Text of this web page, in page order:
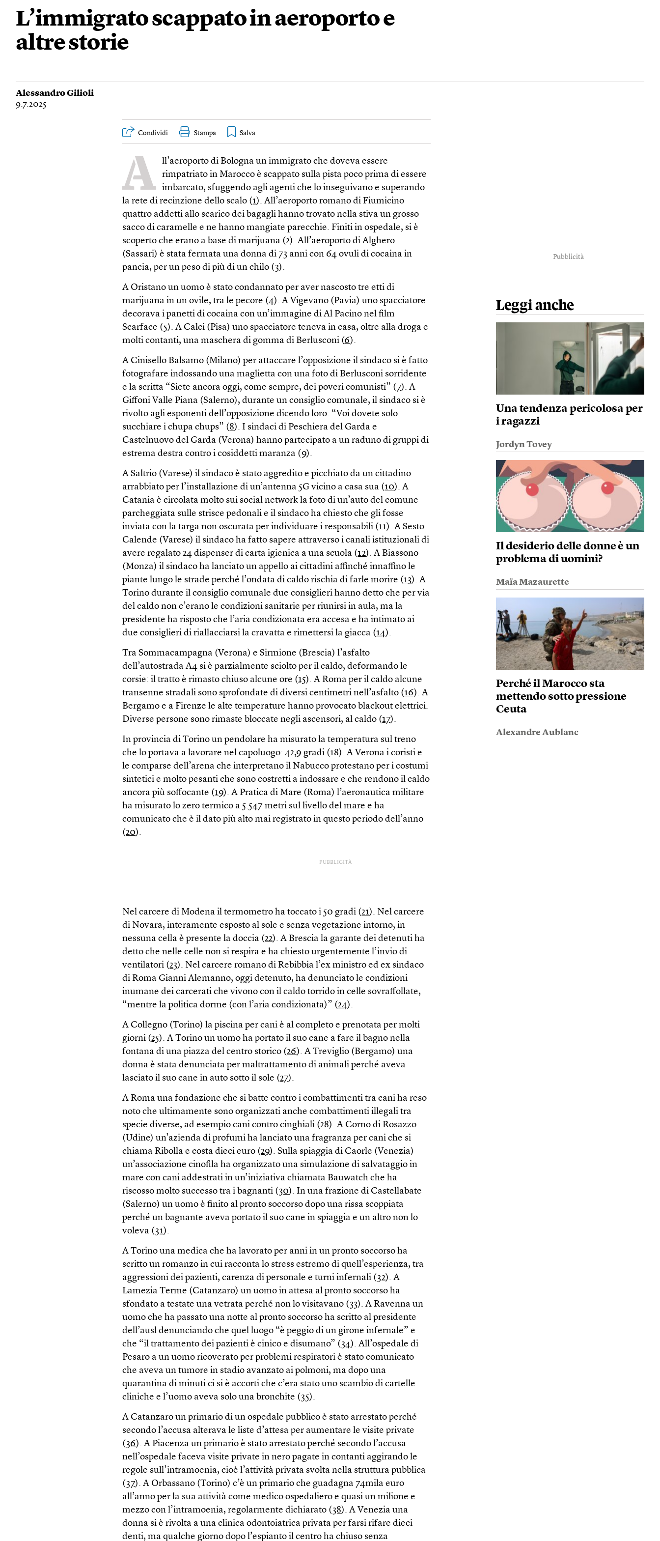
L’immigrato scappato in aeroporto e
altre storie
Alessandro Gilioli
9.7.2025
Condividi Stampa
A
ll’aeroporto di Bologna un immigrato che doveva essere
rimpatriato in Marocco è scappato sulla pista poco prima di essere
imbarcato, sfuggendo agli agenti che lo inseguivano e superando
la rete di recinzione dello scalo (1). All’aeroporto romano di Fiumicino
quattro addetti allo scarico dei bagagli hanno trovato nella stiva un grosso
sacco di caramelle e ne hanno mangiate parecchie. Finiti in ospedale, si è
scoperto che erano a base di marijuana (2). All’aeroporto di Alghero
(Sassari) è stata fermata una donna di 73 anni con 64 ovuli di cocaina in
pancia, per un peso di più di un chilo ( 3).
A Oristano un uomo è stato condannato per aver nascosto tre etti di
marijuana in un ovile, tra le pecore (4). A Vigevano (Pavia) uno spacciatore
decorava i panetti di cocaina con un’immagine di Al Pacino nel film
Scarface ( 5). A Calci (Pisa) uno spacciatore teneva in casa, oltre alla droga e
molti contanti, una maschera di gomma di Berlusconi (6).
A Cinisello Balsamo (Milano) per attaccare l’opposizione il sindaco si è fatto
fotografare indossando una maglietta con una foto di Berlusconi sorridente
e la scritta “Siete ancora oggi, come sempre, dei poveri comunisti” ( 7). A
Giffoni Valle Piana (Salerno), durante un consiglio comunale, il sindaco si è
rivolto agli esponenti dell’opposizione dicendo loro: “Voi dovete solo
succhiare i chupa chups” (8). I sindaci di Peschiera del Garda e
Castelnuovo del Garda (Verona) hanno partecipato a un raduno di gruppi di
estrema destra contro i cosiddetti maranza ( 9).
A Saltrio (Varese) il sindaco è stato aggredito e picchiato da un cittadino
arrabbiato per l’installazione di un’antenna 5G vicino a casa sua (10). A
Catania è circolata molto sui social network la foto di un’auto del comune
parcheggiata sulle strisce pedonali e il sindaco ha chiesto che gli fosse
inviata con la targa non oscurata per individuare i responsabili (11). A Sesto
Calende (Varese) il sindaco ha fatto sapere attraverso i canali istituzionali di
avere regalato 24 dispenser di carta igienica a una scuola (12). A Biassono
(Monza) il sindaco ha lanciato un appello ai cittadini affinché innaffino le
piante lungo le strade perché l’ondata di caldo rischia di farle morire (13). A
Torino durante il consiglio comunale due consiglieri hanno detto che per via
del caldo non c’erano le condizioni sanitarie per riunirsi in aula, ma la
presidente ha risposto che l’aria condizionata era accesa e ha intimato ai
due consiglieri di riallacciarsi la cravatta e rimettersi la giacca (14).
Tra Sommacampagna (Verona) e Sirmione (Brescia) l’asfalto
dell’autostrada A4 si è parzialmente sciolto per il caldo, deformando le
corsie: il tratto è rimasto chiuso alcune ore (15). A Roma per il caldo alcune
transenne stradali sono sprofondate di diversi centimetri nell’asfalto (16). A
Bergamo e a Firenze le alte temperature hanno provocato blackout elettrici.
Diverse persone sono rimaste bloccate negli ascensori, al caldo (17).
In provincia di Torino un pendolare ha misurato la temperatura sul treno
che lo portava a lavorare nel capoluogo: 42,9 gradi (18). A Verona i coristi e
le comparse dell’arena che interpretano il Nabucco protestano per i costumi
sintetici e molto pesanti che sono costretti a indossare e che rendono il caldo
ancora più soffocante (19). A Pratica di Mare (Roma) l’aeronautica militare
ha misurato lo zero termico a 5.547 metri sul livello del mare e ha
comunicato che è il dato più alto mai registrato in questo periodo dell’anno
(20).
PUBBLICITÀ
Nel carcere di Modena il termometro ha toccato i 50 gradi (21). Nel carcere
di Novara, interamente esposto al sole e senza vegetazione intorno, in
nessuna cella è presente la doccia (22). A Brescia la garante dei detenuti ha
detto che nelle celle non si respira e ha chiesto urgentemente l’invio di
ventilatori (23). Nel carcere romano di Rebibbia l’ex ministro ed ex sindaco
di Roma Gianni Alemanno, oggi detenuto, ha denunciato le condizioni
inumane dei carcerati che vivono con il caldo torrido in celle sovraffollate,
“mentre la politica dorme (con l’aria condizionata)” (24).
A Collegno (Torino) la piscina per cani è al completo e prenotata per molti
giorni (25). A Torino un uomo ha portato il suo cane a fare il bagno nella
fontana di una piazza del centro storico (26). A Treviglio (Bergamo) una
donna è stata denunciata per maltrattamento di animali perché aveva
lasciato il suo cane in auto sotto il sole (27).
A Roma una fondazione che si batte contro i combattimenti tra cani ha reso
noto che ultimamente sono organizzati anche combattimenti illegali tra
specie diverse, ad esempio cani contro cinghiali (28). A Corno di Rosazzo
(Udine) un’azienda di profumi ha lanciato una fragranza per cani che si
chiama Ribolla e costa dieci euro (29). Sulla spiaggia di Caorle (Venezia)
un’associazione cinofila ha organizzato una simulazione di salvataggio in
mare con cani addestrati in un’iniziativa chiamata Bauwatch che ha
riscosso molto successo tra i bagnanti ( 30). In una frazione di Castellabate
(Salerno) un uomo è finito al pronto soccorso dopo una rissa scoppiata
perché un bagnante aveva portato il suo cane in spiaggia e un altro non lo
voleva ( 31).
A Torino una medica che ha lavorato per anni in un pronto soccorso ha
scritto un romanzo in cui racconta lo stress estremo di quell’esperienza, tra
aggressioni dei pazienti, carenza di personale e turni infernali ( 32). A
Lamezia Terme (Catanzaro) un uomo in attesa al pronto soccorso ha
sfondato a testate una vetrata perché non lo visitavano ( 33). A Ravenna un
uomo che ha passato una notte al pronto soccorso ha scritto al presidente
dell’ausl denunciando che quel luogo “è peggio di un girone infernale” e
che “il trattamento dei pazienti è cinico e disumano” ( 34). All’ospedale di
Pesaro a un uomo ricoverato per problemi respiratori è stato comunicato
che aveva un tumore in stadio avanzato ai polmoni, ma dopo una
quarantina di minuti ci si è accorti che c’era stato uno scambio di cartelle
cliniche e l’uomo aveva solo una bronchite ( 35).
A Catanzaro un primario di un ospedale pubblico è stato arrestato perché
secondo l’accusa alterava le liste d’attesa per aumentare le visite private
( 36). A Piacenza un primario è stato arrestato perché secondo l’accusa
nell’ospedale faceva visite private in nero pagate in contanti aggirando le
regole sull’intramoenia, cioè l’attività privata svolta nella struttura pubblica
( 37). A Orbassano (Torino) c’è un primario che guadagna 74mila euro
all’anno per la sua attività come medico ospedaliero e quasi un milione e
mezzo con l’intramoenia, regolarmente dichiarato ( 38). A Venezia una
donna si è rivolta a una clinica odontoiatrica privata per farsi rifare dieci
denti, ma qualche giorno dopo l’espianto il centro ha chiuso senza
Pubblicità
Leggi anche
Una tendenza pericolosa per
i ragazzi
Jordyn Tovey
Il desiderio delle donne è un
problema di uomini?
Maïa Mazaurette
Perché il Marocco sta
mettendo sotto pressione
Ceuta
Alexandre Aublanc